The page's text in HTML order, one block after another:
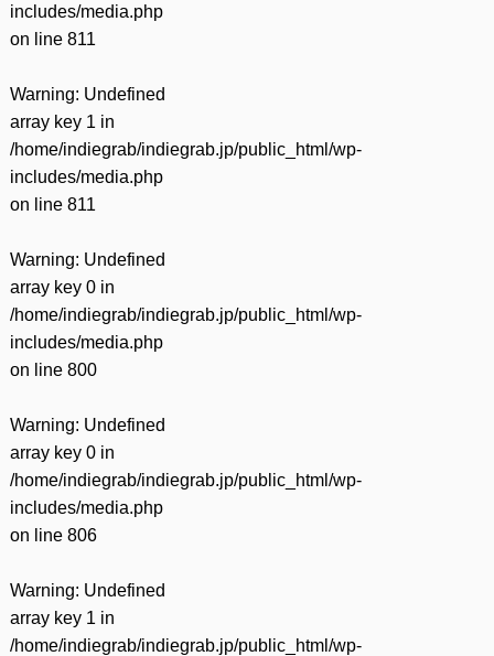
includes/media.php
on line 811
Warning: Undefined
array key 1 in
/home/indiegrab/indiegrab.jp/public_html/wp-
includes/media.php
on line 811
Warning: Undefined
array key 0 in
/home/indiegrab/indiegrab.jp/public_html/wp-
includes/media.php
on line 800
Warning: Undefined
array key 0 in
/home/indiegrab/indiegrab.jp/public_html/wp-
includes/media.php
on line 806
Warning: Undefined
array key 1 in
/home/indiegrab/indiegrab.jp/public_html/wp-